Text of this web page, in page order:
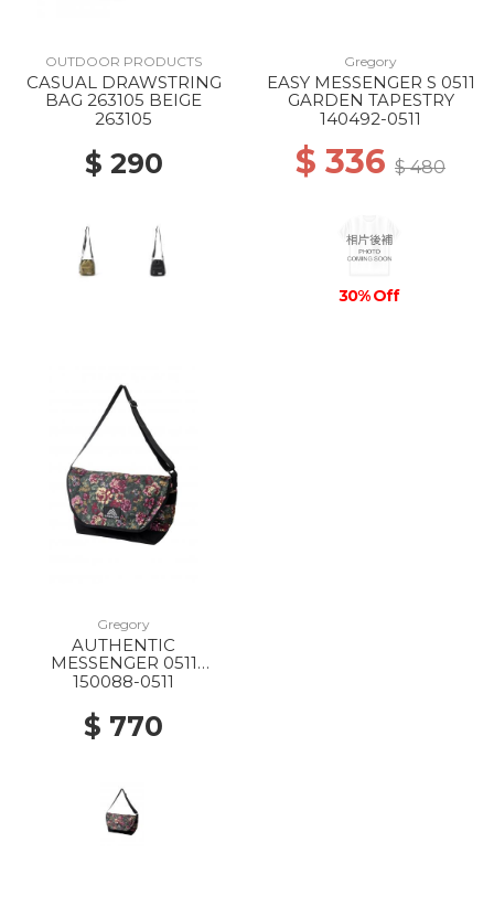
OUTDOOR PRODUCTS
CASUAL DRAWSTRING
BAG 263105 BEIGE
263105
$ 290
Gregory
EASY MESSENGER S 0511
GARDEN TAPESTRY
140492-0511
$ 336 $ 480
30% Off
Gregory
AUTHENTIC
MESSENGER 0511
GARDEN TAPESTRY
150088-0511
$ 770